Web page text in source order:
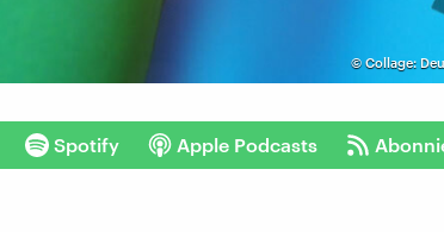
© Collage:
Spotify Apple Podcasts